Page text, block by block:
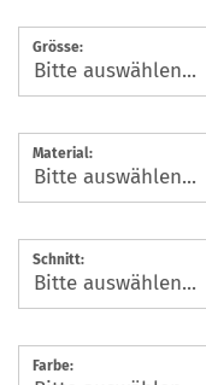
Grösse:
Material:
Schnitt:
Farbe: